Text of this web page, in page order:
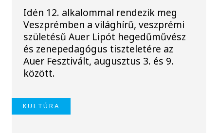
Idén 12. alkalommal rendezik meg
Veszprémben a világhírű, veszprémi
születésű Auer Lipót hegedűművész
és zenepedagógus tiszteletére az
Auer Fesztivált, augusztus 3. és 9.
között.
KULTÚRA